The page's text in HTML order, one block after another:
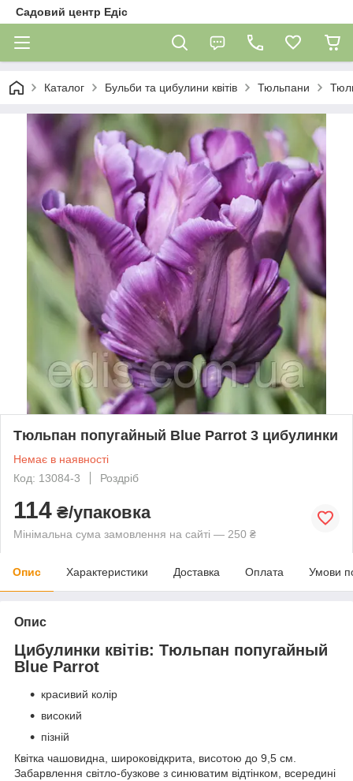
Садовий центр Едіс
Каталог Бульби та цибулини квітів Тюльпани
Тюльпан попугайный Blue Parrot 3 цибулинки
Немає в наявності
Код: 13084-3
Роздріб
114 ₴/упаковка
Мінімальна сума замовлення на сайті — 250 ₴
Опис Характеристики Доставка Оплата Умови
Опис
Цибулинки квітів: Тюльпан попугайный
Blue Parrot
красивий колір
високий
пізній
Квітка чашовидна, широковідкрита, висотою до 9,5 см.
Забарвлення світло-бузкове з синюватим відтінком, всередині